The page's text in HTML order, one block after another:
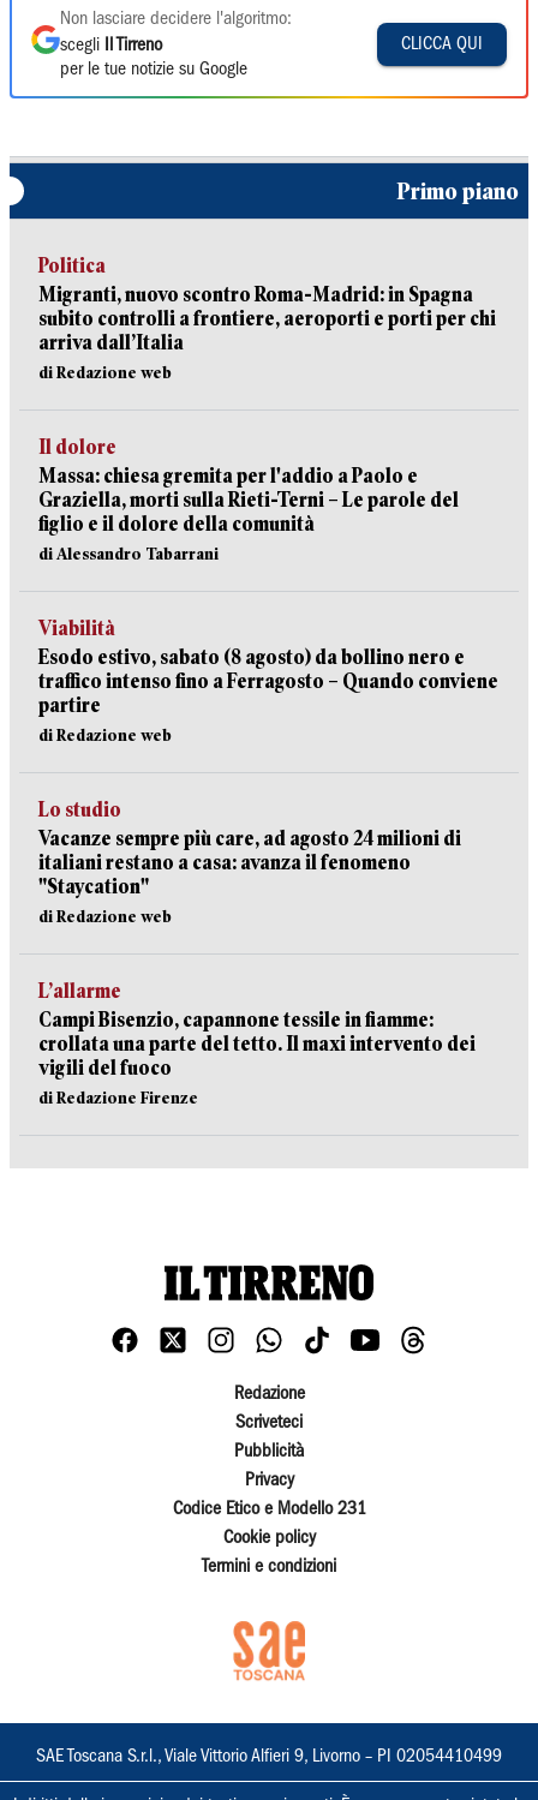
Non lasciare decidere l'algoritmo:
scegli
Il Tirreno
per le tue notizie su Google
CLICCA QUI
Primo piano
Politica
Migranti, nuovo scontro Roma-Madrid: in Spagna
subito controlli a frontiere, aeroporti e porti per chi
arriva dall’Italia
di Redazione web
Il dolore
Massa: chiesa gremita per l'addio a Paolo e
Graziella, morti sulla Rieti-Terni – Le parole del
figlio e il dolore della comunità
di Alessandro Tabarrani
Viabilità
Esodo estivo, sabato (8 agosto) da bollino nero e
traffico intenso fino a Ferragosto – Quando conviene
partire
di Redazione web
Lo studio
Vacanze sempre più care, ad agosto 24 milioni di
italiani restano a casa: avanza il fenomeno
"Staycation"
di Redazione web
L’allarme
Campi Bisenzio, capannone tessile in fiamme:
crollata una parte del tetto. Il maxi intervento dei
vigili del fuoco
di Redazione Firenze
Redazione
Scriveteci
Pubblicità
Privacy
Codice Etico e Modello 231
Cookie policy
Termini e condizioni
SAE Toscana S.r.l., Viale Vittorio Alfieri 9, Livorno – PI 02054410499